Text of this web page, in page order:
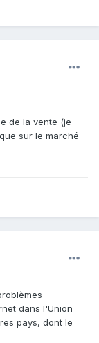
de la vente (je
sur le marché
dans l'Union
pays, dont le